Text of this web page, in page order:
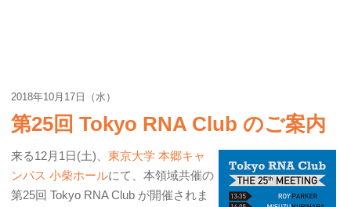
2018年10月17日（水）
第25回 Tokyo RNA Club のご案内
来る12月1日(土)、 東京大学 本郷キャ
ンパス 小柴ホールにて、本領域共催の
第25回 Tokyo RNA Club が開催されま